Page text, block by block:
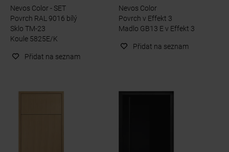
Nevos Color - SET
Povrch RAL 9016 bílý
Sklo TM-23
Koule 5825E/K
Přidat na seznam
Nevos Color
Povrch v Effekt 3
Madlo GB13 E v Effekt 3
Přidat na seznam